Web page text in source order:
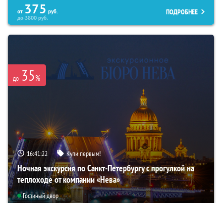
от 375 руб.
до3800руб.
ПОДРОБНЕЕ
до 35%
16:41:21 Купи первым!
Ночная экскурсия по Санкт-Петербургу с прогулкой на
теплоходе от компании «Нева»
Гостиный двор